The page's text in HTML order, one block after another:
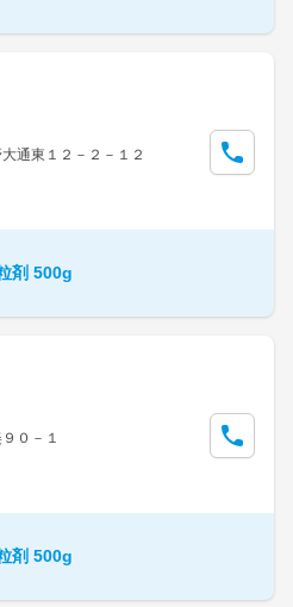
通東１２－２－１２
剤 500g
０－１
剤 500g